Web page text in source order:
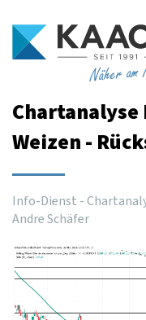
Näher
Chartanalyse
Weizen -
Info-Dienst -
Andre Schäfer